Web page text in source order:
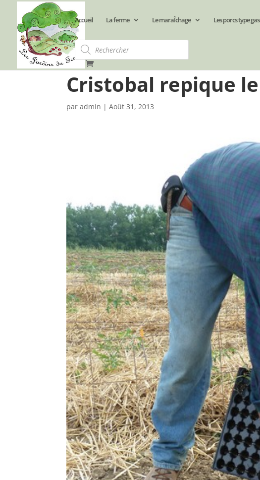
Accueil La ferme Le maraÎchage Les porcs type
Recherche
de
produits
Cristobal repique
paradmin |Août 31, 2013